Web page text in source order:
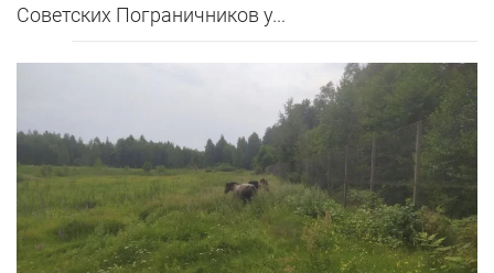
Советских Пограничников у...